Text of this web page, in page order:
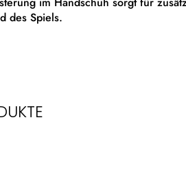
des Spiels.